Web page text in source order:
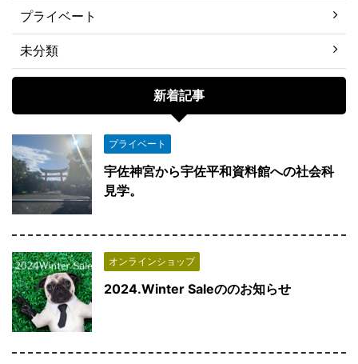
プライベート
未分類
新着記事
プライベート
宇佐神宮から宇佐平和資料館への社会科
見学。
オンラインショップ
2024.Winter Saleののお知らせ